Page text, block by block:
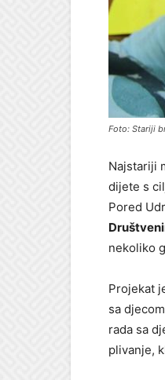
Foto: Stariji
Najstariji
dijete s
Pored
nekoliko
Projekat
sa
rada sa
plivanje,